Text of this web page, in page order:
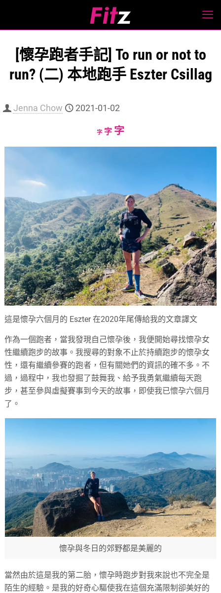
[懷孕跑者手記] To run or not to
run? (二) 本地跑手 Eszter Csillag
Jenna Chow 2021-01-02
字Decrease
字Reset
字Increase
這是懷孕六個月的 Eszter 在2020年尾傳給我的文章譯文
作為一個跑者，當我發現自己懷孕後，我便開始尋找懷孕女
性繼續跑步的故事。我搜尋的對象不止於持續跑步的懷孕女
性，還有繼續參賽的跑者，但有關她們的資訊的確不多。不
過，過程中，我也發掘了鼓舞我、給予我勇氣繼續每天跑
步，甚至參與虛擬賽事到今天的故事，即使我已懷孕六個月
了。
懷孕與冬日的郊野都是美麗的
當然由於這是我的第二胎，懷孕時跑步對我來說也不完全是
陌生的經驗。是我的好奇心驅使我在這個充滿限制卻美好的